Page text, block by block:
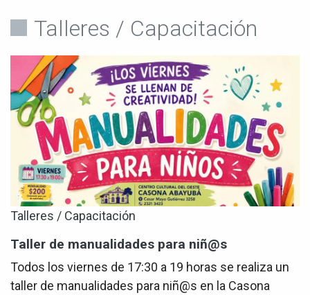
Talleres / Capacitación
Talleres / Capacitación
Taller de manualidades para niñ@s
Todos los viernes de 17:30 a 19 horas se realiza un
taller de manualidades para niñ@s en la Casona